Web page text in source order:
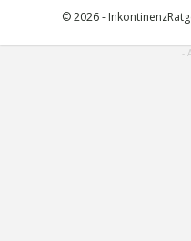
© 2026 -
-